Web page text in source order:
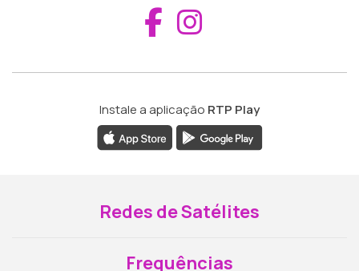
Aceder ao
Instale a aplicação RTP Play
Redes de Satélites
Frequências